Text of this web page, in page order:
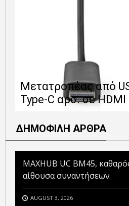
Μετατροπέας από
Type-C αρσ. σε
ΔΗΜΟΦΙΛΗ ΑΡΘΡΑ
MAXHUB UC BM45,
αίθουσα συναντήσεων
AUGUST 3, 2026